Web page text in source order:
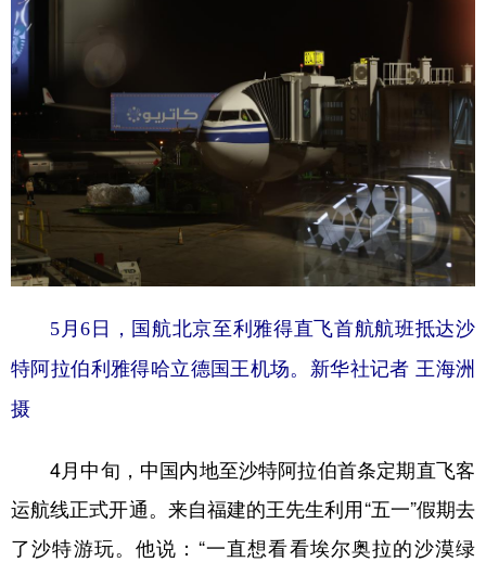
地方频道
北京 天津 河北
辽宁 江苏
安徽 福建 江西
山东 河南 湖北 湖南
广东 广西 海南 重庆
四川 贵州 云南 西藏
新疆 内蒙古 黑龙江
多语种频道
5月6日，国航北京至利雅得直飞首航航班抵达沙
特阿拉伯利雅得哈立德国王机场。新华社记者 王海洲
摄
4月中旬，中国内地至沙特阿拉伯首条定期直飞客
运航线正式开通。来自福建的王先生利用“五一”假期去
了沙特游玩。他说：“一直想看看埃尔奥拉的沙漠绿